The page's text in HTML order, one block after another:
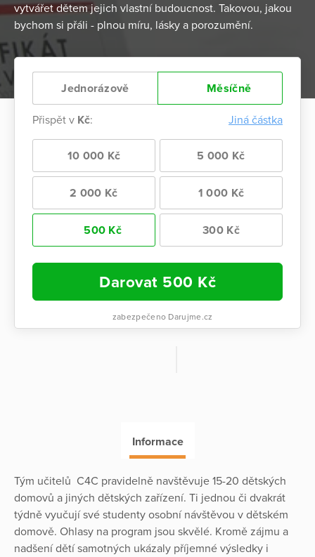
vytvářet dětem jejich vlastní budoucnost. Takovou, jakou
bychom si přáli - plnou míru, lásky a porozumění.
Jednorázově Měsíčně
Přispět v Kč: Jiná částka
10 000 Kč 5 000 Kč
2 000 Kč 1 000 Kč
500 Kč 300 Kč
Darovat 500 Kč
zabezpečeno Darujme.cz
Informace
Tým učitelů C4C pravidelně navštěvuje 15-20 dětských
domovů a jiných dětských zařízení. Ti jednou či dvakrát
týdně vyučují své studenty osobní návštěvou v dětském
domově. Ohlasy na program jsou skvělé. Kromě zájmu a
nadšení dětí samotných ukázaly příjemné výsledky i